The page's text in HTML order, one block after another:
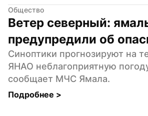
Общество
Ветер северный:
предупредили об
Синоптики прогнозируют на
ЯНАО неблагоприятную
сообщает МЧС Ямала.
Подробнее >